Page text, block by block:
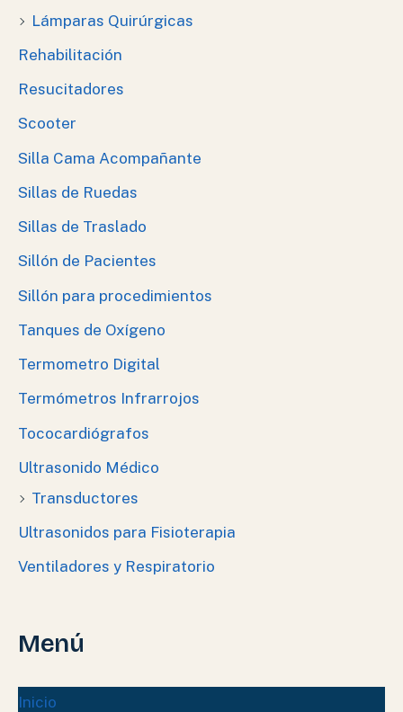
Lámparas Quirúrgicas
Rehabilitación
Resucitadores
Scooter
Silla Cama Acompañante
Sillas de Ruedas
Sillas de Traslado
Sillón de Pacientes
Sillón para procedimientos
Tanques de Oxígeno
Termometro Digital
Termómetros Infrarrojos
Tococardiógrafos
Ultrasonido Médico
Transductores
Ultrasonidos para Fisioterapia
Ventiladores y Respiratorio
Menú
Inicio